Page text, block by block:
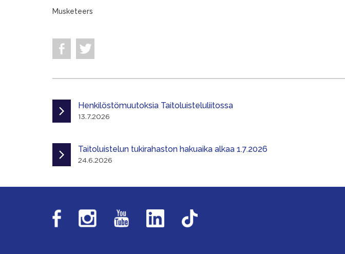
Musketeers
Henkilöstömuutoksia Taitoluisteluliitossa
13.7.2026
Taitoluistelun tukirahaston hakuaika alkaa 1.7.2026
24.6.2026